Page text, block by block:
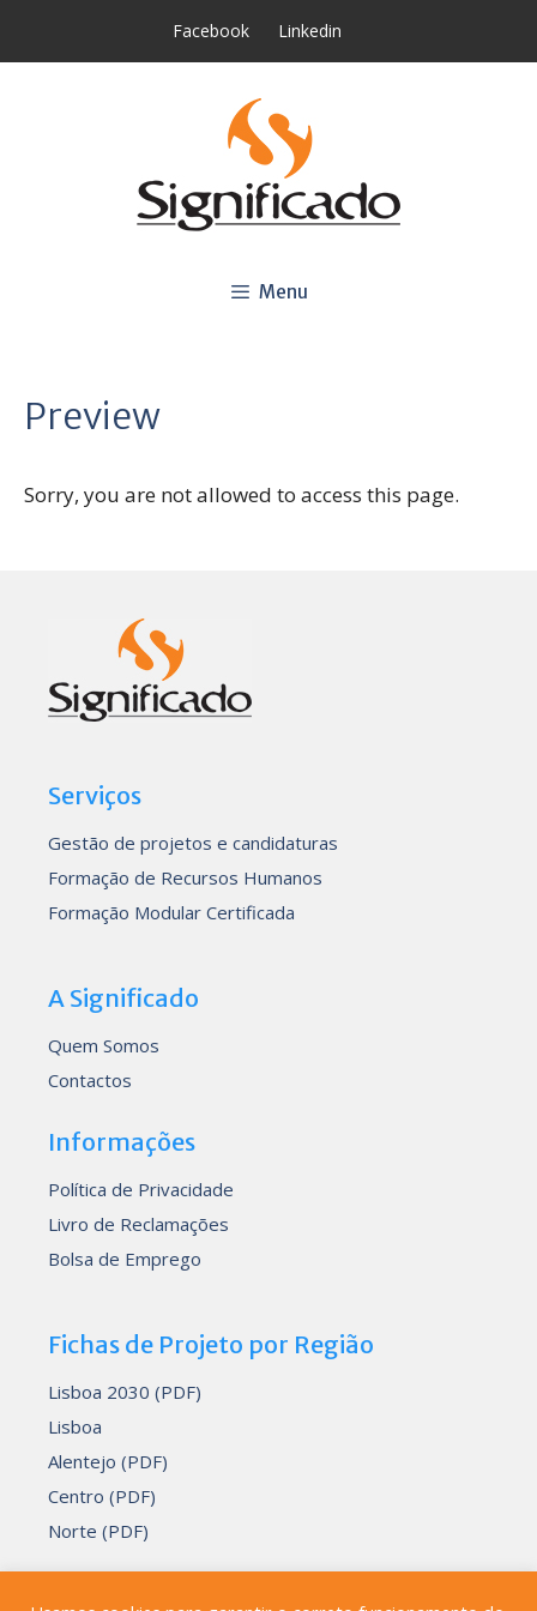
Facebook Linkedin
Menu
Preview
Sorry, you are not allowed to access this page.
Serviços
Gestão de projetos e candidaturas
Formação de Recursos Humanos
Formação Modular Certificada
A Significado
Quem Somos
Contactos
Informações
Política de Privacidade
Livro de Reclamações
Bolsa de Emprego
Fichas de Projeto por Região
Lisboa 2030 (PDF)
Lisboa
Alentejo (PDF)
Centro (PDF)
Norte (PDF)